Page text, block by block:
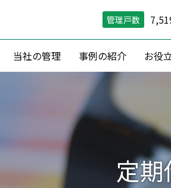
管理戸数
当社の管理
定
リーシング（空室対策）
リーシング戦略
空室期間短縮戦略
空室保証付０円リノベ
事例の紹介 お役
定